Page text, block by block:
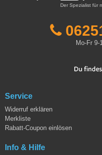
Der Spezialist für
Mo-Fr 9-
Service
Widerruf erklären
Merkliste
Rabatt-Coupon einlösen
Info & Hilfe